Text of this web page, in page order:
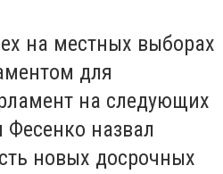
на местных выборах
для
на следующих
назвал
новых досрочных